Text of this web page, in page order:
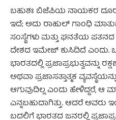
ಬಹುಶಃ ಬಿಜೆಪಿಯ ನಾಯಕರ
ಇದೆ; ಅದು ರಾಹುಲ್ ಗಾಂಧಿ
ಸಂಸ್ಥೆಗಳು ಮತ್ತು ಘನತೆಯ
ದೇಶದ ಇಮೇಜ್ ಕುಸಿದಿದೆ ಎಂದು.
ಭಾರತದಲ್ಲಿ ಪ್ರಜಾಪ್ರಭುತ್ವವನ್ನು
ಅಥವಾ ಪ್ರಜಾಸತ್ತಾತ್ಮಕ
ಆಗುವುದಿಲ್ಲ ಎಂದು ಹೇಳಿದ್ದರೆ, ಆ
ಎನ್ನಬಹುದಾಗಿತ್ತು. ಆದರೆ ಅವರು
ಬದಲಿಗೆ ಭಾರತದ ಜನರಲ್ಲಿ